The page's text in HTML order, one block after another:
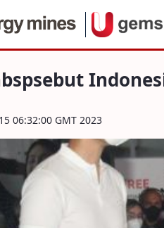
Indonesia
06:32:00 GMT 2023